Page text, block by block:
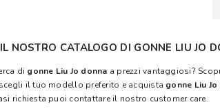
NOSTRO CATALOGO DI GONNE LIU JO
di gonne Liu Jo donna a prezzi vantaggiosi?
il tuo modello preferito e acquista gonne Liu
richiesta puoi contattare il nostro customer care.